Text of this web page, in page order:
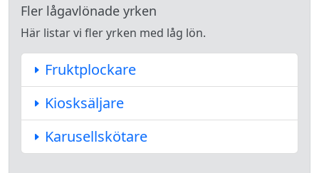
Fler lågavlönade yrken
Här listar vi fler yrken med låg lön.
Fruktplockare
Kiosksäljare
Karusellskötare